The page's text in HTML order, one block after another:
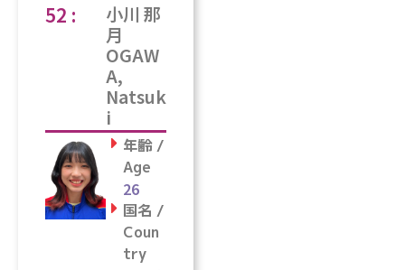
52 :
小川 那
月
OGAW
A,
Natsuk
i
年齢 /
Age
26
国名 /
Coun
try